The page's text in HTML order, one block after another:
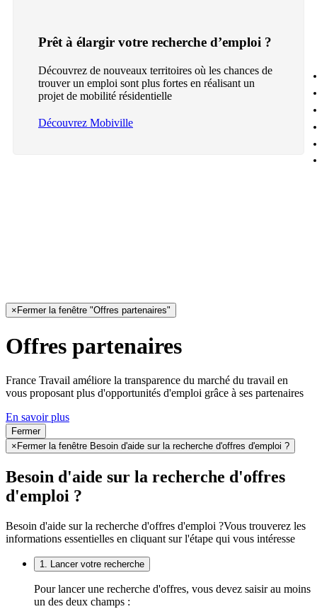
Prêt à élargir votre recherche d’emploi ?
Découvrez de nouveaux territoires où les chances de
trouver un emploi sont plus fortes en réalisant un
projet de mobilité résidentielle
Découvrez Mobiville
× Fermer la fenêtre "Offres partenaires"
Offres partenaires
France Travail améliore la transparence du marché du travail en
vous proposant plus d'opportunités d'emploi grâce à ses partenaires
En savoir plus
Fermer
× Fermer la fenêtre Besoin d'aide sur la recherche d'offres d'emploi ?
Besoin d'aide sur la recherche d'offres
d'emploi ?
Besoin d'aide sur la recherche d'offres d'emploi ?Vous trouverez les
informations essentielles en cliquant sur l'étape qui vous intéresse
1. Lancer votre recherche
Pour lancer une recherche d'offres, vous devez saisir au moins
un des deux champs :